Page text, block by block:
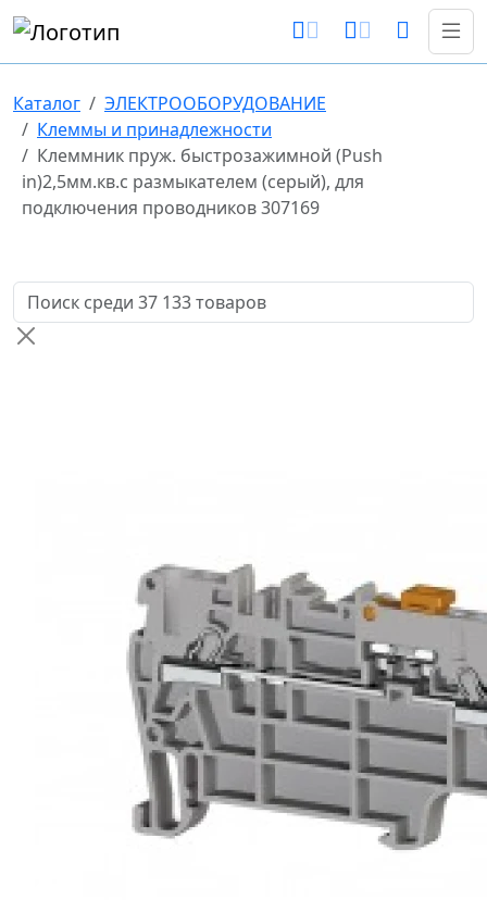
Каталог
ЭЛЕКТРООБОРУДОВАНИЕ
Клеммы и принадлежности
Клеммник пруж. быстрозажимной (Push
in)2,5мм.кв.с размыкателем (серый), для
подключения проводников 307169
Поиск товаров по названию или артикулу